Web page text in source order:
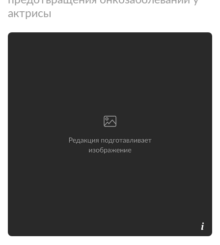
актрисы